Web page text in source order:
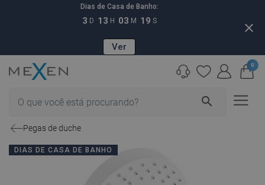
Dias de Casa de Banho:
3 D 13 H 03 M 18 S
Ver
close
search
0
Pegas de duche
DIAS DE CASA DE BANHO